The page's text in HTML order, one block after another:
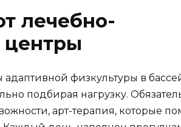
лечебно-
центры
физкультуры в
подбирая нагрузку.
арт-терапия, которые